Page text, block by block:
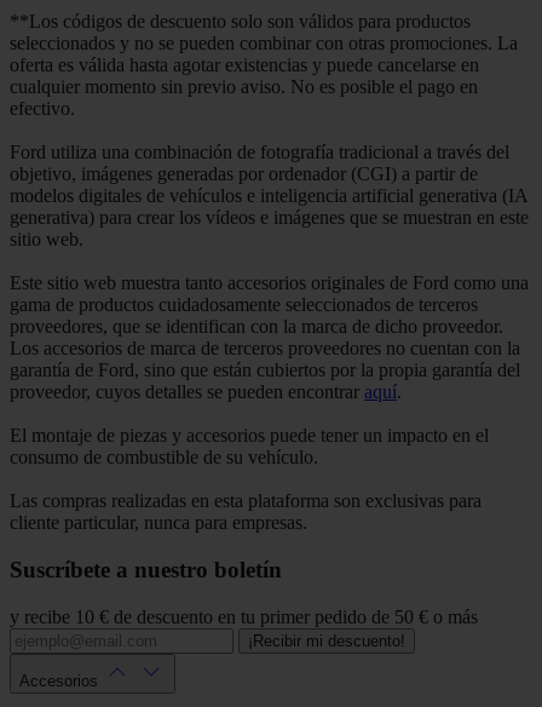
**Los códigos de descuento solo son válidos para productos
seleccionados y no se pueden combinar con otras promociones. La
oferta es válida hasta agotar existencias y puede cancelarse en
cualquier momento sin previo aviso. No es posible el pago en
efectivo.
Ford utiliza una combinación de fotografía tradicional a través del
objetivo, imágenes generadas por ordenador (CGI) a partir de
modelos digitales de vehículos e inteligencia artificial generativa (IA
generativa) para crear los vídeos e imágenes que se muestran en este
sitio web.
Este sitio web muestra tanto accesorios originales de Ford como una
gama de productos cuidadosamente seleccionados de terceros
proveedores, que se identifican con la marca de dicho proveedor.
Los accesorios de marca de terceros proveedores no cuentan con la
garantía de Ford, sino que están cubiertos por la propia garantía del
proveedor, cuyos detalles se pueden encontrar aquí.
El montaje de piezas y accesorios puede tener un impacto en el
consumo de combustible de su vehículo.
Las compras realizadas en esta plataforma son exclusivas para
cliente particular, nunca para empresas.
Suscríbete a nuestro boletín
y recibe 10 € de descuento en tu primer pedido de 50 € o más
¡Recibir mi descuento!
Accesorios